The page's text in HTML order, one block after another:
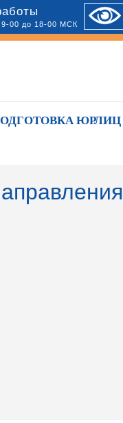
00 до 18-00 МСК
ЮРЛИЦ